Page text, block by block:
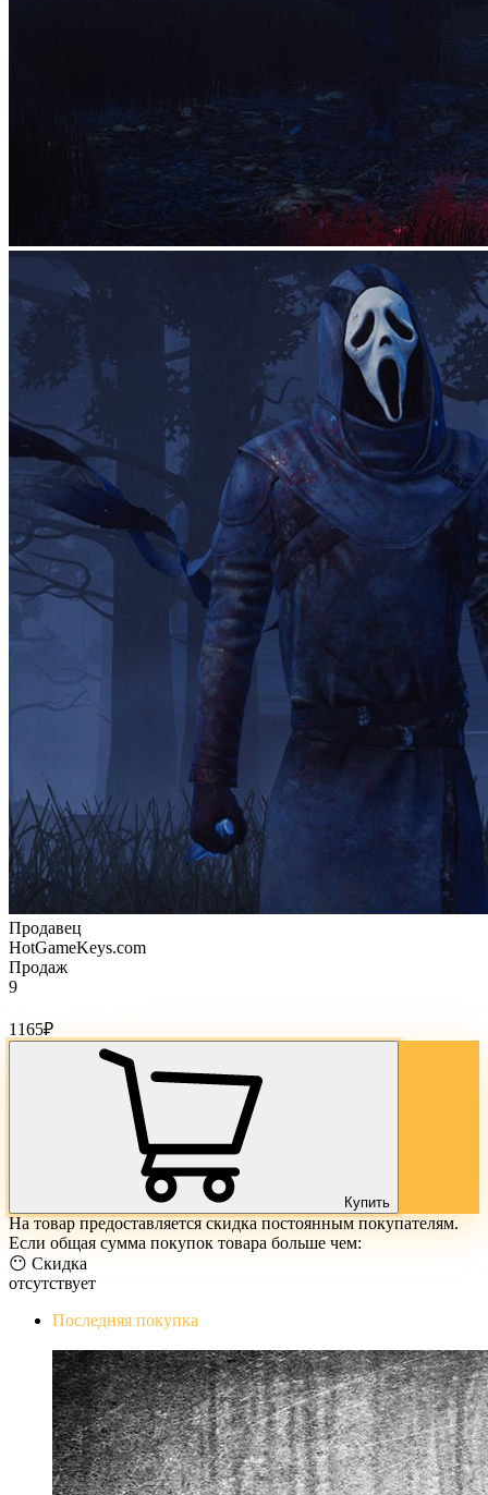
Продавец
HotGameKeys.com
Продаж
9
1165₽
Купить
На товар предоставляется скидка постоянным покупателям.
Если общая сумма покупок товара больше чем:
😶 Скидка
отсутствует
Последняя покупка